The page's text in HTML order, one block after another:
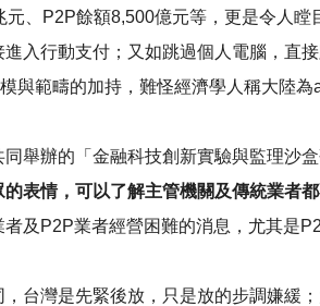
、P2P餘額8,500億元等，更是令人
入行動支付；又如跳過個人電腦，直
與範疇的加持，難怪經濟學人稱大陸為
舉辦的「金融科技創新實驗與監理沙
表情，可以了解主管機關及傳統業者都
及P2P業者經營困難的消息，尤其是
台灣是先緊後放，只是放的步調嫌緩